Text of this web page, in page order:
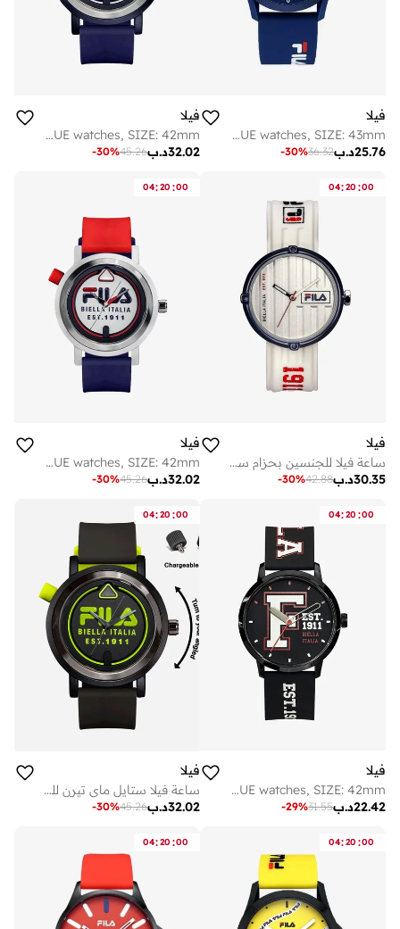
فيلا
FILA ADULT 38-864-101 ANALOGUE watches, SIZE: 43mm
د.ب25.76
36.32
-30%
فيلا
FILA ADULT 38-341-002 ANALOGUE watches, SIZE: 42mm
د.ب32.02
45.26
-30%
04:20 :00
فيلا
ساعة فيلا للجنسين بحزام سيليكون أبيض وهيكل ستانلس ستيل 40 مم
د.ب30.35
42.88
-30%
04:20 :00
فيلا
FILA ADULT 38-341-001 ANALOGUE watches, SIZE: 42mm
د.ب32.02
45.26
-30%
04:20 :00
فيلا
FILA ADULT 38-326-203 ANALOGUE watches, SIZE: 42mm
د.ب22.42
31.55
-29%
04:20 :00
فيلا
ساعة فيلا ستايل ماي تيرن للجنسين بحزام سيليكون رمادي وأسود، مقاس 42 مم
د.ب32.02
45.26
-30%
04:20 :00
04:20 :00